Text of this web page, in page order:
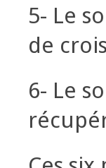
5- Le
de
6- Le